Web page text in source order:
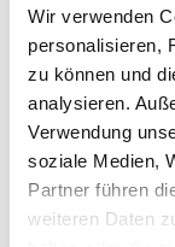
Wir verwenden
personalisieren,
zu können und
analysieren.
Verwendung
soziale Medien,
Partner führen
weiteren Daten
Sommer
Frühjahr